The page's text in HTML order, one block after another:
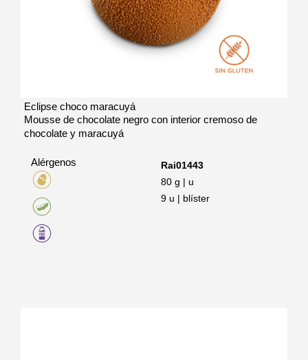
Eclipse choco maracuyá
Mousse de chocolate negro con interior cremoso de
chocolate y maracuyá
Alérgenos
Rai01443
80 g | u
9 u | blíster